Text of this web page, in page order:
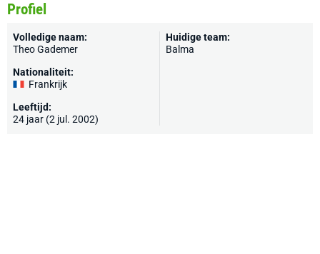
Profiel
Volledige naam:
Theo Gademer
Nationaliteit:
Frankrijk
Leeftijd:
24 jaar (2 jul. 2002)
Huidige team:
Balma